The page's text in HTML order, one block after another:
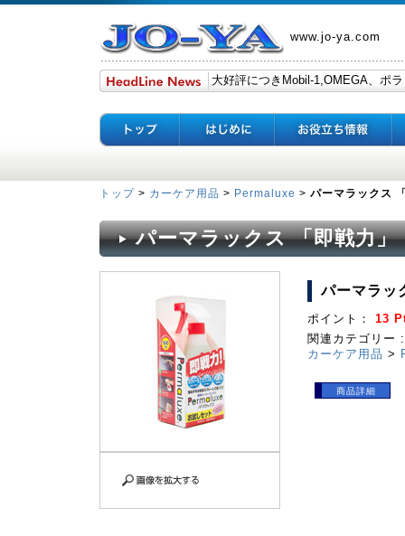
www.jo-ya.com
トップ > カーケア用品 > Permaluxe > パーマラックス
パーマラックス 「即戦力」
パーマラッ
ポイント： 13
関連カテゴリー :
カーケア用品 >
商品詳細